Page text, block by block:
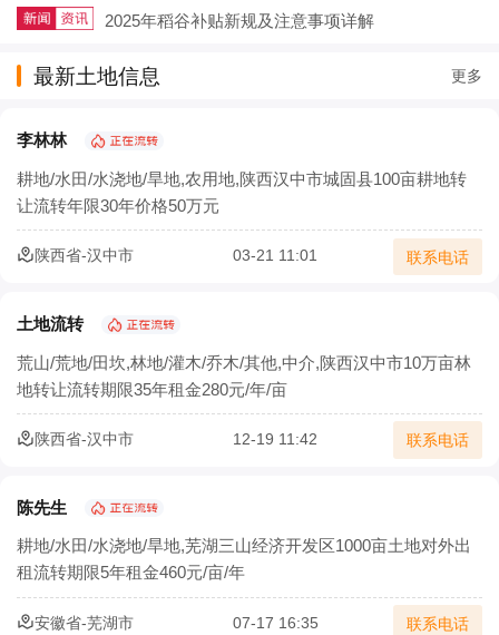
2025年稻谷补贴新规及注意事项详解
户籍迁出再迁回，土地征收补偿要不要给？
农村三产融合让农业既有 “土味” 又有 “新意”
农业部：集体土地经营权流转须2/3村民代表同意
确保承包地经营权流转价格合理
土地流转怎样实施才能实现效益最大化？
北京市农村土地经营权流转价格模型正式发布
宁夏二轮土地延包1634万余亩承包农户涉及100万余户
安徽省农村集体经济组织土地经营权出租合同
最新土地信息 更多
李林林
耕地/水田/水浇地/旱地,农用地,陕西汉中市城固县100亩耕地转
让流转年限30年价格50万元
陕西省-汉中市 03-21 11:01 联系电话
土地流转
荒山/荒地/田坎,林地/灌木/乔木/其他,中介,陕西汉中市10万亩林
地转让流转期限35年租金280元/年/亩
陕西省-汉中市 12-19 11:42 联系电话
陈先生
耕地/水田/水浇地/旱地,芜湖三山经济开发区1000亩土地对外出
租流转期限5年租金460元/亩/年
安徽省-芜湖市 07-17 16:35 联系电话